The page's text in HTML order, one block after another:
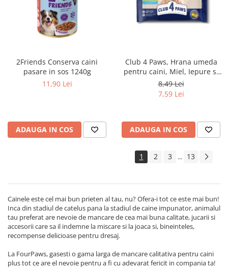
2Friends Conserva caini
pasare in sos 1240g
11,90 Lei
ADAUGA IN COS
Club 4 Paws, Hrana umeda
pentru caini, Miel, Iepure si
Somon in sos, set 4x85g
8,49 Lei
7,59 Lei
ADAUGA IN COS
1 2 3 ... 13
Cainele este cel mai bun prieten al tau, nu? Ofera-i tot ce este mai bun!
Inca din stadiul de catelus pana la stadiul de caine impunator, animalul
tau preferat are nevoie de mancare de cea mai buna calitate, jucarii si
accesorii care sa il indemne la miscare si la joaca si, bineinteles,
recompense delicioase pentru dresaj.
La FourPaws, gasesti o gama larga de mancare calitativa pentru caini
plus tot ce are el nevoie pentru a fi cu adevarat fericit in compania ta!